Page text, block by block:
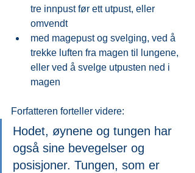
tre innpust før ett utpust, eller
omvendt
med magepust og svelging, ved å
trekke luften fra magen til lungene,
eller ved å svelge utpusten ned i
magen
Forfatteren forteller videre:
Hodet, øynene og tungen har
også sine bevegelser og
posisjoner. Tungen, som er